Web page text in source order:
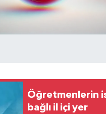
Öğretmenlerin
bağlı il içi yer